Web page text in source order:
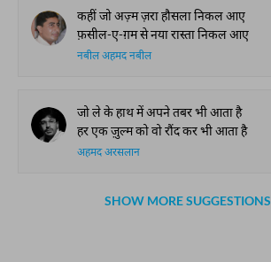
कहीं जो अज़्म ज़रा हौसला निकल आए
फ़सील-ए-ग़म से नया रास्ता निकल आए
नबील अहमद नबील
जो ले के हाथ में अपने तबर भी आता है
हर एक ज़ुल्म को वो रौंद कर भी आता है
अहमद अरसलान
SHOW MORE SUGGESTIONS